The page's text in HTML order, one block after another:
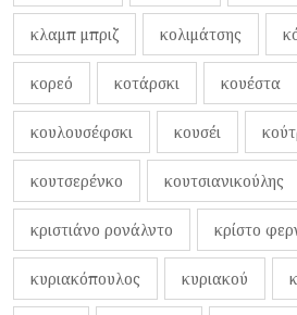
κλαμπ μπριζ κολιμάτσης
κορεό κοτάρσκι κουέστα
κουλουσέφσκι κουσέι
κουτσερένκο κουτσιανικούλης
κριστιάνο ρονάλντο κρίστο
κυριακόπουλος κυριακού